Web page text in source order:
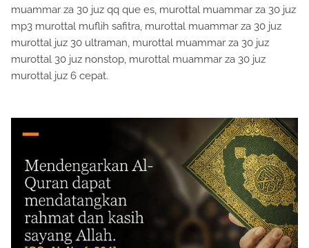
muammar za 30 juz qq que es, murottal muammar za 30 juz
mp3 murottal muflih safitra, murottal muammar za 30 juz
murottal juz 30 ultraman, murottal muammar za 30 juz
murottal 30 juz nonstop, murottal muammar za 30 juz
murottal juz 6 cepat.